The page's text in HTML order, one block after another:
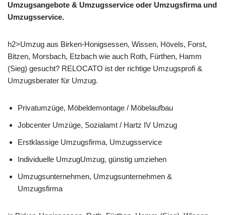
Umzugsangebote & Umzugsservice oder Umzugsfirma und
Umzugsservice.
h2>Umzug aus Birken-Honigsessen, Wissen, Hövels, Forst,
Bitzen, Morsbach, Etzbach wie auch Roth, Fürthen, Hamm
(Sieg) gesucht? RELOCATO ist der richtige Umzugsprofi &
Umzugsberater für Umzug.
Privatumzüge, Möbeldemontage / Möbelaufbau
Jobcenter Umzüge, Sozialamt / Hartz IV Umzug
Erstklassige Umzugsfirma, Umzugsservice
Individuelle UmzugUmzug, günstig umziehen
Umzugsunternehmen, Umzugsunternehmen &
Umzugsfirma